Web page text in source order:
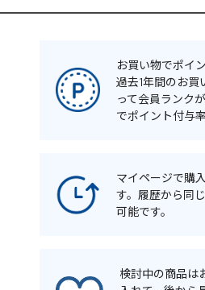
お買い物でポイ
過去1年間のお買
って会員ランク
でポイント付与
マイページで購
す。履歴から同
可能です。
検討中の商品は